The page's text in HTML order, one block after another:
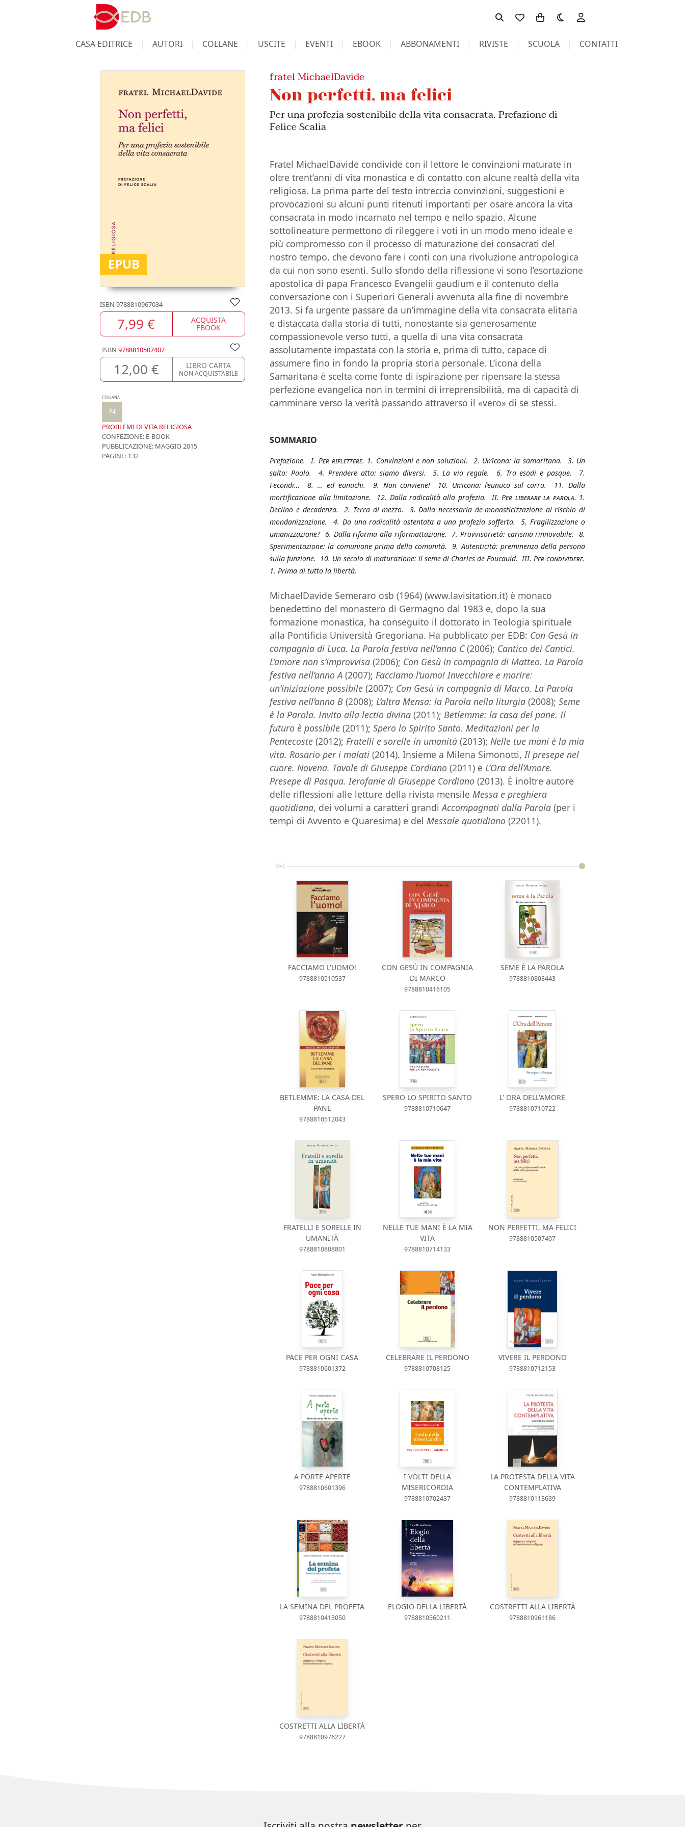
Toggle theme
CASA EDITRICE AUTORI COLLANE USCITE EVENTI EBOOK ABBONAMENTI RIVISTE SCUOLA CONTATTI
EPUB
ISBN 9788810967034
7,99 € ACQUISTA
EBOOK
ISBN 9788810507407
12,00 € LIBRO CARTA
NON ACQUISTABILE
COLLANA
F4
PROBLEMI DI VITA RELIGIOSA
CONFEZIONE: E-BOOK
PUBBLICAZIONE: MAGGIO 2015
PAGINE: 132
fratel MichaelDavide
Non perfetti, ma felici
Per una profezia sostenibile della vita consacrata. Prefazione di
Felice Scalia
Fratel MichaelDavide condivide con il lettore le convinzioni maturate in
oltre trent’anni di vita monastica e di contatto con alcune realtà della vita
religiosa. La prima parte del testo intreccia convinzioni, suggestioni e
provocazioni su alcuni punti ritenuti importanti per osare ancora la vita
consacrata in modo incarnato nel tempo e nello spazio. Alcune
sottolineature permettono di rileggere i voti in un modo meno ideale e
più compromesso con il processo di maturazione dei consacrati del
nostro tempo, che devono fare i conti con una rivoluzione antropologica
da cui non sono esenti. Sullo sfondo della riflessione vi sono l’esortazione
apostolica di papa Francesco Evangelii gaudium e il contenuto della
conversazione con i Superiori Generali avvenuta alla fine di novembre
2013. Si fa urgente passare da un’immagine della vita consacrata elitaria
e distaccata dalla storia di tutti, nonostante sia generosamente
compassionevole verso tutti, a quella di una vita consacrata
assolutamente impastata con la storia e, prima di tutto, capace di
assumere fino in fondo la propria storia personale. L’icona della
Samaritana è scelta come fonte di ispirazione per ripensare la stessa
perfezione evangelica non in termini di irreprensibilità, ma di capacità di
camminare verso la verità passando attraverso il «vero» di se stessi.
SOMMARIO
Prefazione. I. Per riflettere. 1. Convinzioni e non soluzioni. 2. Un’icona: la samaritana. 3. Un
salto: Paolo. 4. Prendere atto: siamo diversi. 5. La via regale. 6. Tra esodi e pasque. 7.
Fecondi… 8. … ed eunuchi. 9. Non conviene! 10. Un’icona: l’eunuco sul carro. 11. Dalla
mortificazione alla limitazione. 12. Dalla radicalità alla profezia. II.Per liberare la parola. 1.
Declino e decadenza. 2. Terra di mezzo. 3. Dalla necessaria de-monasticizzazione al rischio di
mondanizzazione. 4. Da una radicalità ostentata a una profezia sofferta. 5. Fragilizzazione o
umanizzazione? 6. Dalla riforma alla riformattazione. 7. Provvisorietà: carisma rinnovabile. 8.
Sperimentazione: la comunione prima della comunità. 9. Autenticità: preminenza della persona
sulla funzione. 10. Un secolo di maturazione: il seme di Charles de Foucauld. III. Per condividere.
1. Prima di tutto la libertà.
MichaelDavide Semeraro osb (1964) (www.lavisitation.it) è monaco
benedettino del monastero di Germagno dal 1983 e, dopo la sua
formazione monastica, ha conseguito il dottorato in Teologia spirituale
alla Pontificia Università Gregoriana. Ha pubblicato per EDB: Con Gesù in
compagnia di Luca. La Parola festiva nell’anno C(2006); Cantico dei Cantici.
L’amore non s’improvvisa (2006); Con Gesù in compagnia di Matteo. La Parola
festiva nell’anno A (2007);Facciamo l’uomo! Invecchiare e morire:
un’iniziazione possibile (2007); Con Gesù in compagnia di Marco. La Parola
festiva nell’anno B (2008);L’altra Mensa: la Parola nella liturgia (2008);Seme
è la Parola. Invito alla lectio divina (2011);Betlemme: la casa del pane. Il
futuro è possibile (2011);Spero lo Spirito Santo. Meditazioni per la
Pentecoste (2012); Fratelli e sorelle in umanità(2013);Nelle tue mani è la mia
vita. Rosario per i malati (2014). Insieme a Milena Simonotti,Il presepe nel
cuore. Novena. Tavole di Giuseppe Cordiano (2011) eL’Ora dell’Amore.
Presepe di Pasqua. Ierofanie di Giuseppe Cordiano (2013). È inoltre autore
delle riflessioni alle letture della rivista mensileMessa e preghiera
quotidiana, dei volumi a caratteri grandiAccompagnati dalla Parola (per i
tempi di Avvento e Quaresima) e delMessale quotidiano (22011).
FACCIAMO L'UOMO!
9788810510537
CON GESÙ IN COMPAGNIA
DI MARCO
9788810416105
SEME È LA PAROLA
9788810808443
BETLEMME: LA CASA DEL
PANE
9788810512043
SPERO LO SPIRITO SANTO
9788810710647
L' ORA DELL'AMORE
9788810710722
FRATELLI E SORELLE IN
UMANITÀ
9788810808801
NELLE TUE MANI È LA MIA
VITA
9788810714133
NON PERFETTI, MA FELICI
9788810507407
PACE PER OGNI CASA
9788810601372
CELEBRARE IL PERDONO
9788810708125
VIVERE IL PERDONO
9788810712153
A PORTE APERTE
9788810601396
I VOLTI DELLA
MISERICORDIA
9788810702437
LA PROTESTA DELLA VITA
CONTEMPLATIVA
9788810113639
LA SEMINA DEL PROFETA
9788810413050
ELOGIO DELLA LIBERTÀ
9788810560211
COSTRETTI ALLA LIBERTÀ
9788810961186
COSTRETTI ALLA LIBERTÀ
9788810976227